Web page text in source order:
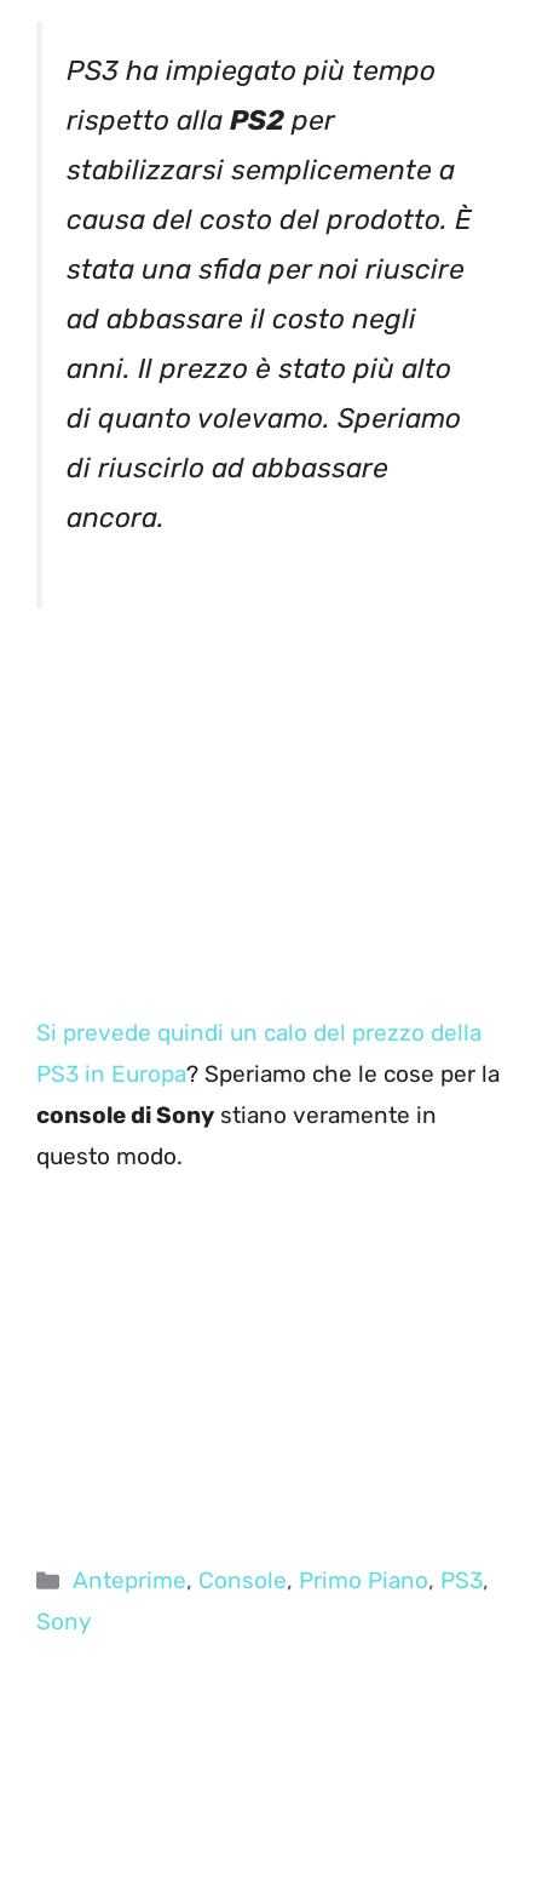
PS3 ha impiegato più tempo
rispetto alla PS2 per
stabilizzarsi semplicemente a
causa del costo del prodotto. È
stata una sfida per noi riuscire
ad abbassare il costo negli
anni. Il prezzo è stato più alto
di quanto volevamo. Speriamo
di riuscirlo ad abbassare
ancora.
Si prevede quindi un calo del prezzo della
PS3 in Europa? Speriamo che le cose per la
console di Sony stiano veramente in
questo modo.
Categorie
Anteprime, Console, Primo Piano, PS3,
Sony